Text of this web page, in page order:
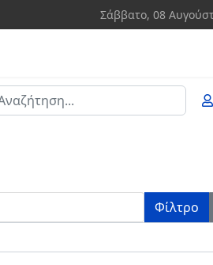
Σάββατο, 08
Φίλτρο